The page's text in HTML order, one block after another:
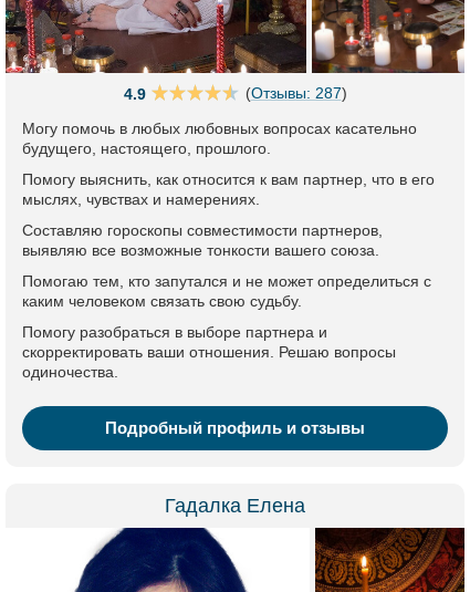
4.9 (Отзывы: 287)
Могу помочь в любых любовных вопросах касательно
будущего, настоящего, прошлого.
Помогу выяснить, как относится к вам партнер, что в его
мыслях, чувствах и намерениях.
Составляю гороскопы совместимости партнеров,
выявляю все возможные тонкости вашего союза.
Помогаю тем, кто запутался и не может определиться с
каким человеком связать свою судьбу.
Помогу разобраться в выборе партнера и
скорректировать ваши отношения. Решаю вопросы
одиночества.
Подробный профиль и отзывы
Гадалка Елена